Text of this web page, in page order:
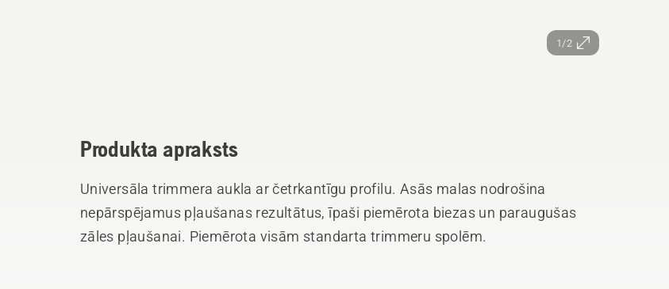
1/2
Produkta apraksts
Universāla trimmera aukla ar četrkantīgu profilu. Asās malas nodrošina
nepārspējamus pļaušanas rezultātus, īpaši piemērota biezas un paraugušas
zāles pļaušanai. Piemērota visām standarta trimmeru spolēm.